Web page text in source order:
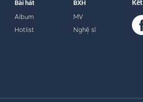
Bài hát
Album
Hotlist
BXH
MV
Nghệ sĩ